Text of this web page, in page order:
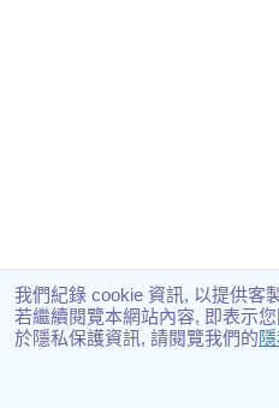
我們紀錄 cookie 資訊, 以提供客
若繼續閱覽本網站內容, 即表示
於隱私保護資訊, 請閱覽我們的